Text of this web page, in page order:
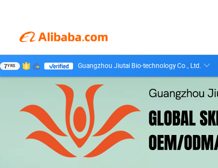
7YRS Guangzhou Jiutai Bio-technology Co., Ltd.